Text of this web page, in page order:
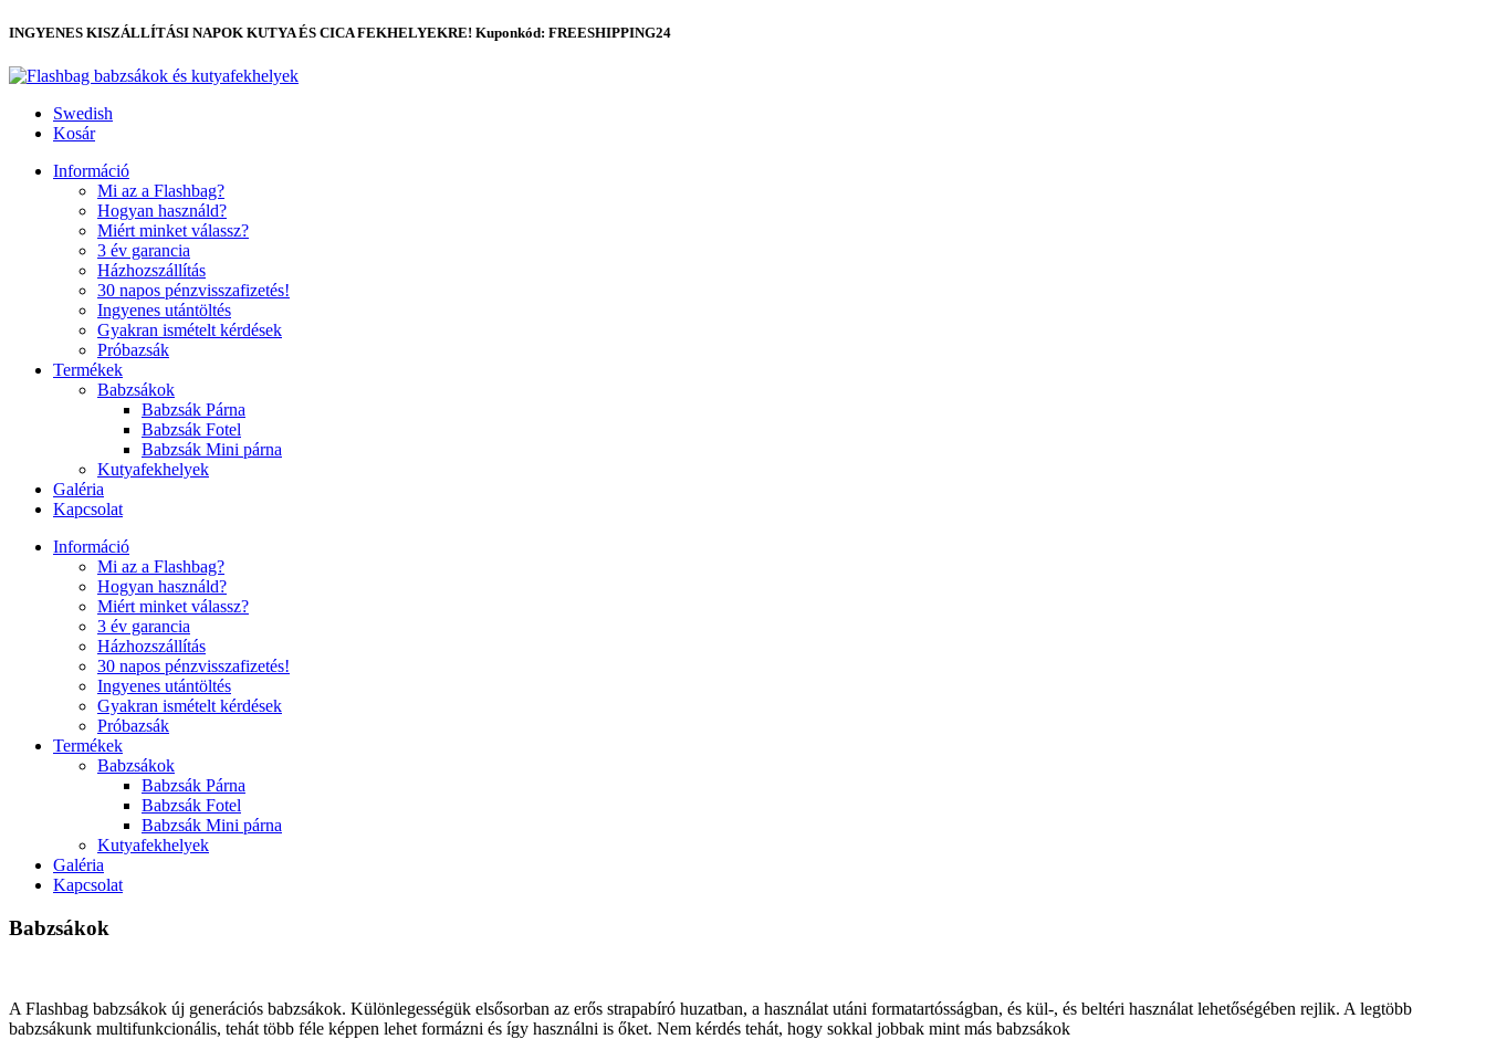
INGYENES KISZÁLLÍTÁSI NAPOK KUTYA ÉS CICA FEKHELYEKRE! Kuponkód: FREESHIPPING24
Swedish
Kosár
Információ
Mi az a Flashbag?
Hogyan használd?
Miért minket válassz?
3 év garancia
Házhozszállítás
30 napos pénzvisszafizetés!
Ingyenes utántöltés
Gyakran ismételt kérdések
Próbazsák
Termékek
Babzsákok
Babzsák Párna
Babzsák Fotel
Babzsák Mini párna
Kutyafekhelyek
Galéria
Kapcsolat
Információ
Mi az a Flashbag?
Hogyan használd?
Miért minket válassz?
3 év garancia
Házhozszállítás
30 napos pénzvisszafizetés!
Ingyenes utántöltés
Gyakran ismételt kérdések
Próbazsák
Termékek
Babzsákok
Babzsák Párna
Babzsák Fotel
Babzsák Mini párna
Kutyafekhelyek
Galéria
Kapcsolat
Babzsákok
A Flashbag babzsákok új generációs babzsákok. Különlegességük elsősorban az erős strapabíró huzatban, a használat utáni formatartósságban, és kül-, és beltéri használat lehetőségében rejlik. A legtöbb
babzsákunk multifunkcionális, tehát több féle képpen lehet formázni és így használni is őket. Nem kérdés tehát, hogy sokkal jobbak mint más babzsákok